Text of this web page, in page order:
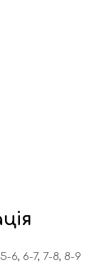
6, 6-7, 7-8, 8-9